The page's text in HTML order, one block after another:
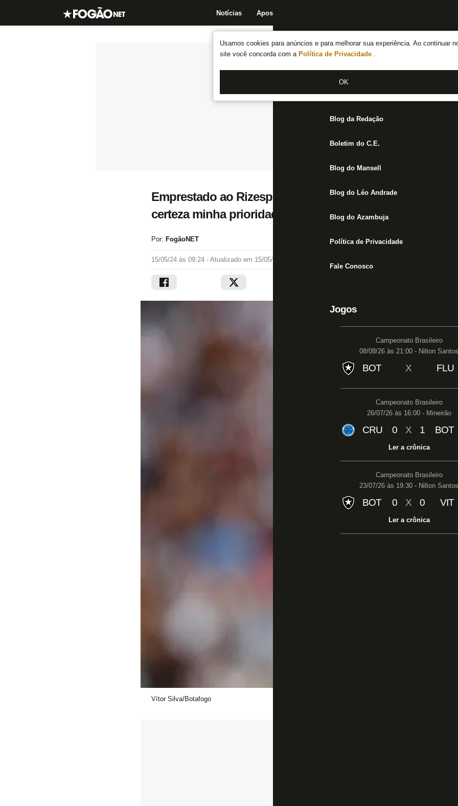
Usamos cookies para anúncios e para melhorar sua experiência. Ao continuar
site você concorda com a Política de Privacidade .
OK
Notícias Apostas
Notícias do Botafogo
Fórum
Jogos
Blog da Redação
Boletim do C.E.
Blog do Mansell
Blog do Léo Andrade
Blog do Azambuja
Política de Privacidade
Fale Conosco
Jogos
Campeonato Brasileiro
08/08/26 às 21:00 - Nilton Santos
BOT X FLU
Campeonato Brasileiro
26/07/26 às 16:00 - Mineirão
CRU 0 X 1 BOT
Ler a crônica
Campeonato Brasileiro
23/07/26 às 19:30 - Nilton Santos
BOT 0 X 0 VIT
Ler a crônica
Emprestado ao Rizespor, Gustavo Sauer dá indicativo
certeza minha prioridade é o Botafogo’
Por: FogãoNET
15/05/24 às 09:24 - Atualizado em 15/05/24 às 16:56
Vítor Silva/Botafogo